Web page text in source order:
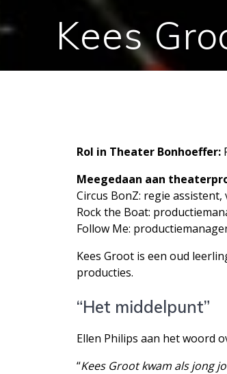
Kees
Rol in Theater Bonhoeffer:
Meegedaan aan
Circus BonZ: regie
Rock the Boat:
Follow Me:
Kees Groot is een oud
producties.
“Het middelpunt”
Ellen Philips aan het woord
“Kees Groot kwam als jong